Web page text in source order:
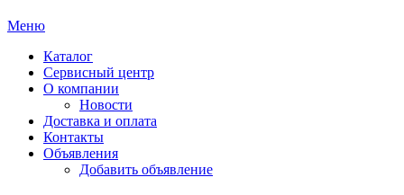
Меню
Каталог
Сервисный центр
О компании
Новости
Доставка и оплата
Контакты
Объявления
Добавить объявление